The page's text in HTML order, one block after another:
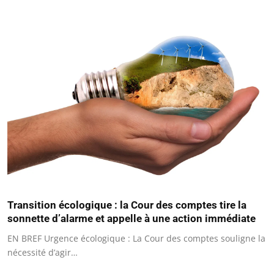
Transition écologique : la Cour des comptes tire la
sonnette d’alarme et appelle à une action immédiate
EN BREF Urgence écologique : La Cour des comptes souligne la
nécessité d’agir…